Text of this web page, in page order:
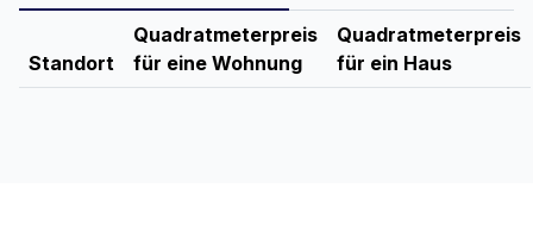
Standort
Quadratmeterpreis
für eine Wohnung
Quadratmeterpreis
für ein Haus